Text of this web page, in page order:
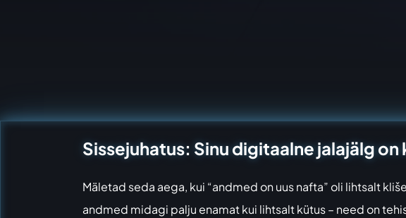
Sissejuhatus: Sinu digitaalne jalajälg
Mäletad seda aega, kui “andmed on uus nafta” oli lihtsalt
andmed midagi palju enamat kui lihtsalt kütus – need on